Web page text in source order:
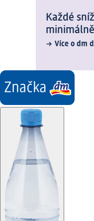
Každé
Více o dm